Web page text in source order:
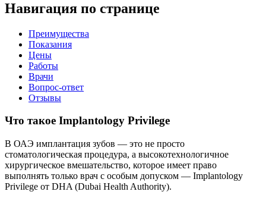
Навигация по странице
Преимущества
Показания
Цены
Работы
Врачи
Вопрос-ответ
Отзывы
Что такое Implantology Privilege
В ОАЭ имплантация зубов — это не просто
стоматологическая процедура, а высокотехнологичное
хирургическое вмешательство, которое имеет право
выполнять только врач с особым допуском — Implantology
Privilege от DHA (Dubai Health Authority).